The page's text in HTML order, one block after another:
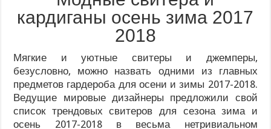
кардиганы осень зима 2017
2018
Мягкие и уютные свитеры и джемперы,
безусловно, можно назвать одними из главных
предметов гардероба для осени и зимы 2017-2018.
Ведущие мировые дизайнеры предложили свой
список трендовых свитеров для сезона зима и
осень 2017-2018 в весьма нетривиальном